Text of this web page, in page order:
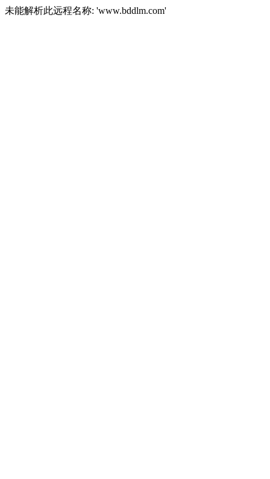
未能解析此远程名称: 'www.bddlm.com'